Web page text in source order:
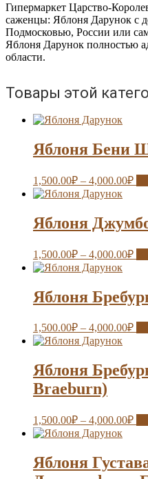
Гипермаркет Царство-
саженцы: Яблоня Дарунок с
Подмосковью, России или
Яблоня Дарунок полностью
области.
Товары этой
Яблоня Бени
1,500.00₽ – 4,000.00₽
Яблоня
1,500.00₽ – 4,000.00₽
Яблоня
1,500.00₽ – 4,000.00₽
Яблоня
Braeburn)
1,500.00₽ – 4,000.00₽
Яблоня